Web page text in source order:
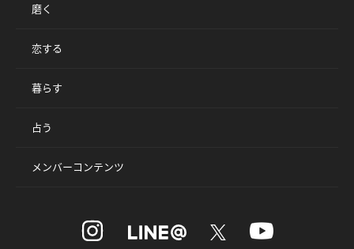
磨く
恋する
暮らす
占う
メンバーコンテンツ